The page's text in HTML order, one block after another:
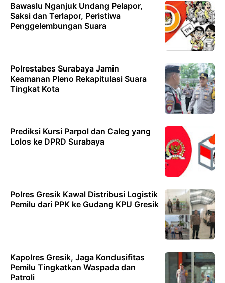
Bawaslu Nganjuk Undang Pelapor,
Saksi dan Terlapor, Peristiwa
Penggelembungan Suara
Polrestabes Surabaya Jamin
Keamanan Pleno Rekapitulasi Suara
Tingkat Kota
Prediksi Kursi Parpol dan Caleg yang
Lolos ke DPRD Surabaya
Polres Gresik Kawal Distribusi Logistik
Pemilu dari PPK ke Gudang KPU Gresik
Kapolres Gresik, Jaga Kondusifitas
Pemilu Tingkatkan Waspada dan
Patroli